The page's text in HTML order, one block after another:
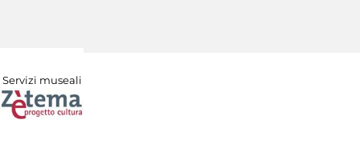
Servizi museali